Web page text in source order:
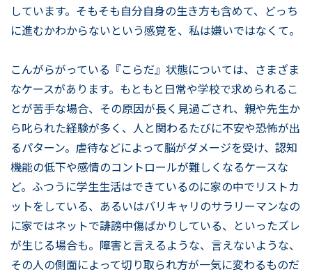
しています。そもそも自分自身の生き方も含めて、どっち
に進むかわからないという感覚を、私は嫌いではなくて。
こんがらがっている『こらだ』状態については、さまざま
なケースがあります。もともと日常や学校で求められるこ
とが苦手な場合、その原因が長く見過ごされ、親や先生か
ら叱られた経験が多く、人と関わるたびに不安や恐怖が出
るパターン。虐待などによって脳がダメージを受け、認知
機能の低下や感情のコントロールが難しくなるケースな
ど。ふつうに学生生活はできているのに家の中でリストカ
ットをしている、あるいはバリキャリのサラリーマンなの
に家ではネットで誹謗中傷ばかりしている、といったズレ
が生じる場合も。障害と言えるような、言えないような、
その人の側面によって切り取られ方が一気に変わるものだ